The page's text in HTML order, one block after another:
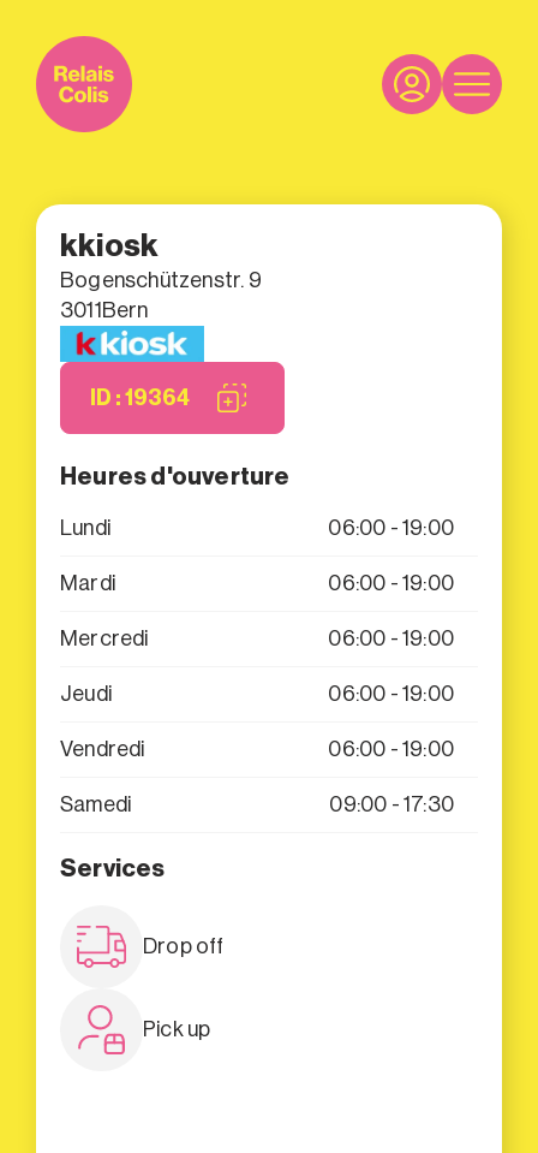
kkiosk
Bogenschützenstr. 9
3011 Bern
ID : 19364
Heures d'ouverture
Lundi 06:00 - 19:00
Mardi 06:00 - 19:00
Mercredi 06:00 - 19:00
Jeudi 06:00 - 19:00
Vendredi 06:00 - 19:00
Samedi 09:00 - 17:30
Services
Drop off
Pick up